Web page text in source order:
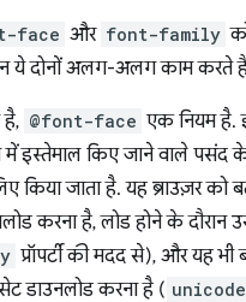
face और font-family
ये दोनों अलग-अलग काम करते
है, @font-face एक नियम है.
इस्तेमाल किए जाने वाले पसंद
किया जाता है. यह ब्राउज़र को
करना है, लोड होने के दौरान
प्रॉपर्टी की मदद से), और यह भी
डाउनलोड करना है (